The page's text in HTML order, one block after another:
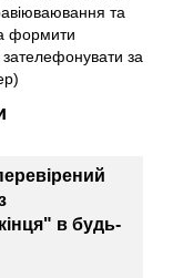
та
формити
за
в будь-